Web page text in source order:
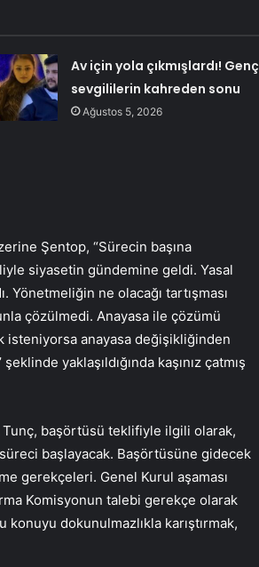
Av için yola çıkmışlardı! Genç
sevgililerin kahreden sonu
Ağustos 5, 2026
Şentop, “Sürecin başına
siyasetin gündemine geldi. Yasal
ne olacağı tartışması
çözülmedi. Anayasa ile çözümü
isteniyorsa anayasa değişikliğinden
yaklaşıldığında kaşınız çatmış
Tunç, başörtüsü teklifiyle ilgili olarak,
başlayacak. Başörtüsüne gidecek
gerekçeleri. Genel Kurul aşaması
Komisyonun talebi gerekçe olarak
konuyu dokunulmazlıkla karıştırmak,